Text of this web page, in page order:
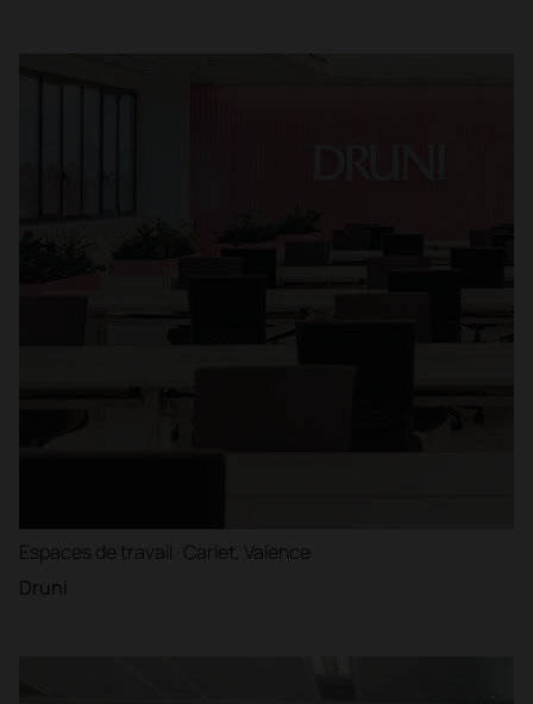
Espaces de travail · Carlet, Valence
Druni